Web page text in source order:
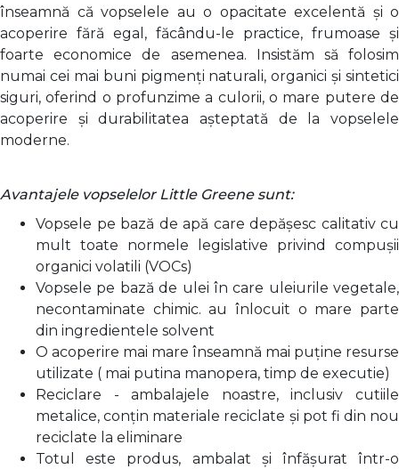
înseamnă că vopselele au o opacitate excelentă și o
acoperire fără egal, făcându-le practice, frumoase și
foarte economice de asemenea. Insistăm să folosim
numai cei mai buni pigmenți naturali, organici și sintetici
siguri, oferind o profunzime a culorii, o mare putere de
acoperire și durabilitatea așteptată de la vopselele
moderne.
Avantajele vopselelor Little Greene sunt:
Vopsele pe bază de apă care depășesc calitativ cu
mult toate normele legislative privind compușii
organici volatili (VOCs)
Vopsele pe bază de ulei în care uleiurile vegetale,
necontaminate chimic. au înlocuit o mare parte
din ingredientele solvent
O acoperire mai mare înseamnă mai puține resurse
utilizate ( mai putina manopera, timp de executie)
Reciclare - ambalajele noastre, inclusiv cutiile
metalice, conțin materiale reciclate și pot fi din nou
reciclate la eliminare
Totul este produs, ambalat și înfășurat într-o